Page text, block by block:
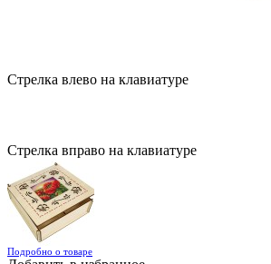
Стрелка влево на клавиатуре
Стрелка вправо на клавиатуре
Подробно о товаре